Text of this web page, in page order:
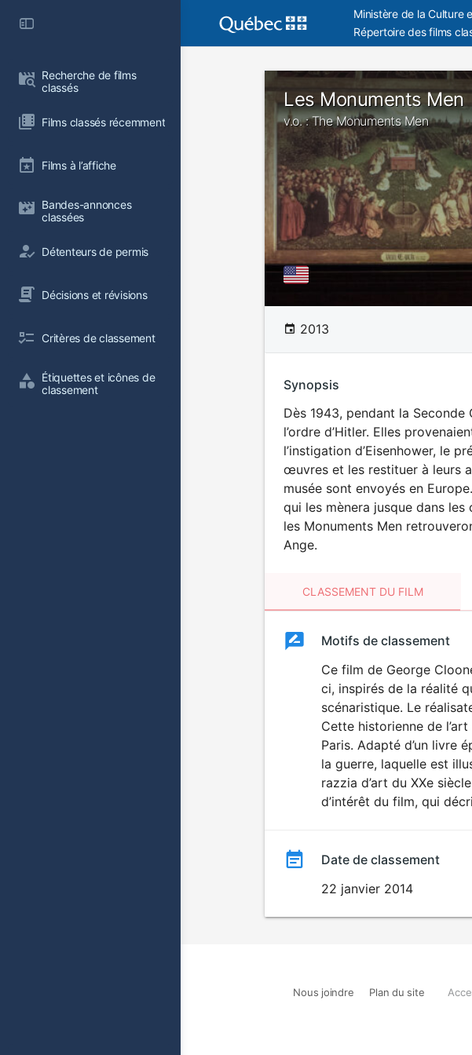
Recherche de films
classés
Films classés récemment
Films à l’affiche
Bandes-annonces
classées
Détenteurs de permis
Décisions et révisions
Critères de classement
Étiquettes et icônes de
classement
Ministère de la Culture
Répertoire des films
Les Monuments Men
v.o. : The Monuments Men
2013
Synopsis
Dès 1943, pendant la
l’ordre d’Hitler. Elles
l’instigation d’Eisenhower, le
œuvres et les restituer à leurs
musée sont envoyés en
qui les mènera jusque dans
les Monuments Men
Ange.
CLASSEMENT DU FILM
ClassementClassement
Motifs de classement
Ce film de George
ci, inspirés de la réalité
scénaristique. Le
Cette historienne de
Paris. Adapté d’un livre
la guerre, laquelle est
razzia d’art du XXe
d’intérêt du film, qui
Date de classement
22 janvier 2014
Nous joindre Plan du site